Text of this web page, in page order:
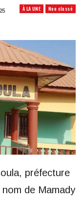
À LA UNE Non classé
préfecture
de Mamady